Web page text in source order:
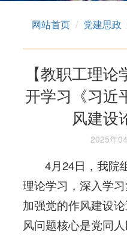
网站首页 党建思政
【教职工理
开学习《习近
风建设
2025年
4月24日，我院
理论学习，深入学
加强党的作风建设
风问题核心是党同